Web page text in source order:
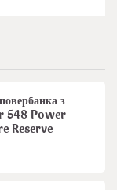
з
548 Power
Reserve